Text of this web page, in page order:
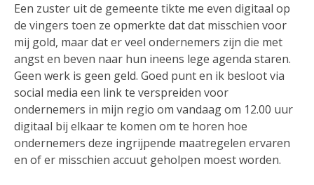
Een zuster uit de gemeente tikte me even digitaal op
de vingers toen ze opmerkte dat dat misschien voor
mij gold, maar dat er veel ondernemers zijn die met
angst en beven naar hun ineens lege agenda staren.
Geen werk is geen geld. Goed punt en ik besloot via
social media een link te verspreiden voor
ondernemers in mijn regio om vandaag om 12.00 uur
digitaal bij elkaar te komen om te horen hoe
ondernemers deze ingrijpende maatregelen ervaren
en of er misschien accuut geholpen moest worden.